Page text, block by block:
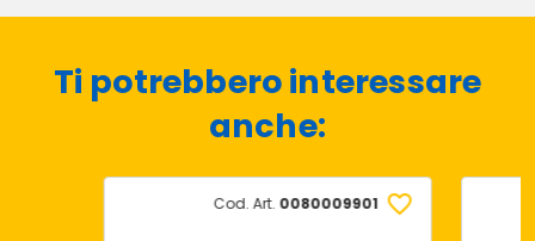
Ti potrebbero interessare
anche:
Cod. Art. 0080009901